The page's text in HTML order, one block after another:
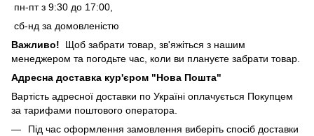
пн-пт з 9:30 до 17:00,
сб-нд за домовленістю
Важливо!
Щоб забрати товар, зв'яжіться з нашим
менеджером та погодьте час, коли ви плануєте забрати товар.
Адресна доставка кур'єром "Нова Пошта"
Вартість адресної доставки по Україні оплачується Покупцем
за тарифами поштового оператора.
Під час оформлення замовлення виберіть спосіб доставки